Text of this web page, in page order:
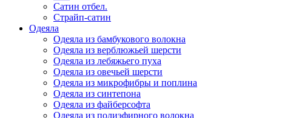
Сатин отбел.
Страйп-сатин
Одеяла
Одеяла из бамбукового волокна
Одеяла из верблюжьей шерсти
Одеяла из лебяжьего пуха
Одеяла из овечьей шерсти
Одеяла из микрофибры и поплина
Одеяла из синтепона
Одеяла из файберсофта
Одеяла из полиэфирного волокна